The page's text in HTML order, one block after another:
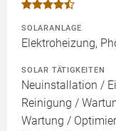
SOLARANLAGE
Elektroheizung,
SOLAR TÄTIGKEITEN
Neuinstallation /
Reinigung /
Wartung /